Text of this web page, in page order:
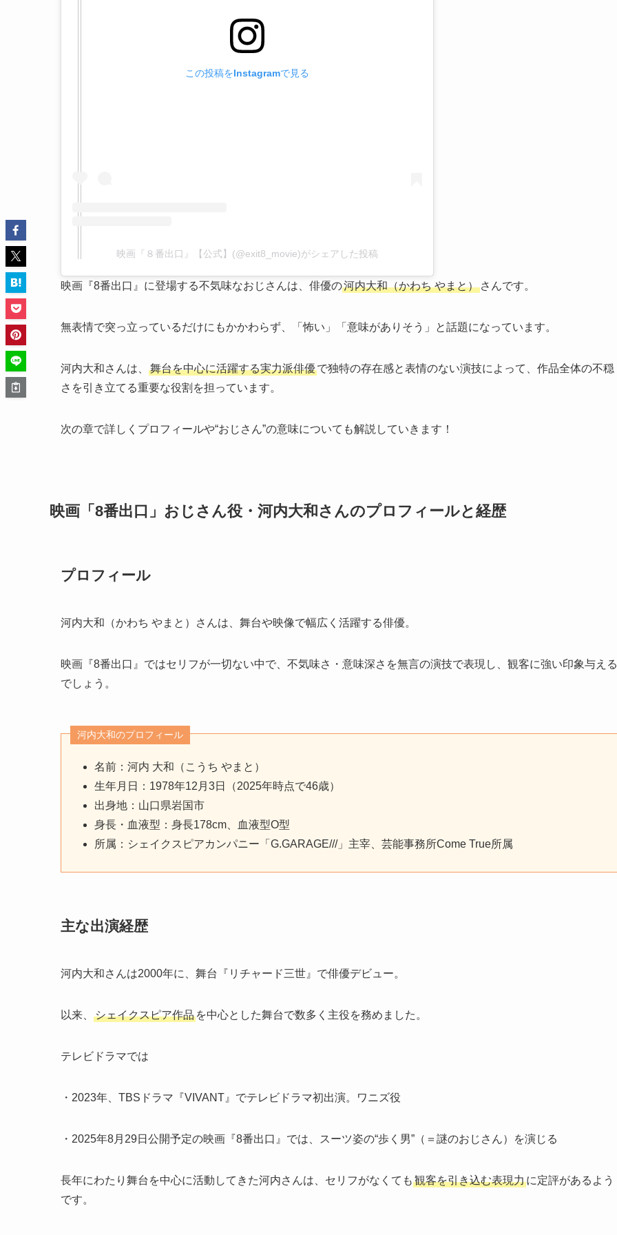
この投稿をInstagramで見る
映画『８番出口』【公式】(@exit8_movie)がシェアした投稿
映画『8番出口』に登場する不気味なおじさんは、俳優の河内大和（かわち やまと） さんです。
無表情で突っ立っているだけにもかかわらず、「怖い」「意味がありそう」と話題になっています。
河内大和さんは、 舞台を中心に活躍する実力派俳優で独特の存在感と表情のない演技によって、作品全体の不穏
さを引き立てる重要な役割を担っています。
次の章で詳しくプロフィールや“おじさん”の意味についても解説していきます！
映画「8番出口」おじさん役・河内大和さんのプロフィールと経歴
プロフィール
河内大和（かわち やまと）さんは、舞台や映像で幅広く活躍する俳優。
映画『8番出口』ではセリフが一切ない中で、不気味さ・意味深さを無言の演技で表現し、観客に強い印象与える
でしょう。
河内大和のプロフィール
名前：河内 大和（こうち やまと）
生年月日：1978年12月3日（2025年時点で46歳）
出身地：山口県岩国市
身長・血液型：身長178cm、血液型O型
所属：シェイクスピアカンパニー「G.GARAGE///」主宰、芸能事務所Come True所属
主な出演経歴
河内大和さんは2000年に、舞台『リチャード三世』で俳優デビュー。
以来、 シェイクスピア作品 を中心とした舞台で数多く主役を務めました。
テレビドラマでは
・2023年、TBSドラマ『VIVANT』でテレビドラマ初出演。ワニズ役
・2025年8月29日公開予定の映画『8番出口』では、スーツ姿の“歩く男”（＝謎のおじさん）を演じる
長年にわたり舞台を中心に活動してきた河内さんは、セリフがなくても 観客を引き込む表現力に定評があるよう
です。